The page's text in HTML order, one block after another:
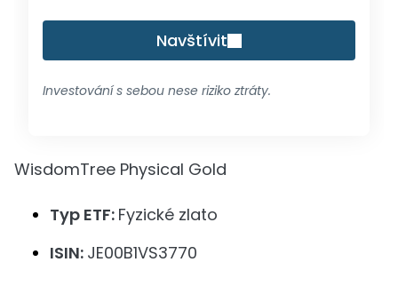
Navštívit
Investování s sebou nese riziko ztráty.
WisdomTree Physical Gold
Typ ETF: Fyzické zlato
ISIN: JE00B1VS3770